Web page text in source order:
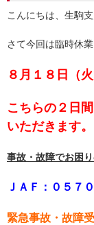
こんにちは、生駒
さて今回は臨時休
８月１８日（
こちらの２日
いただきます。
事故・故障でお困り
ＪＡＦ：０５７
緊急事故・故障